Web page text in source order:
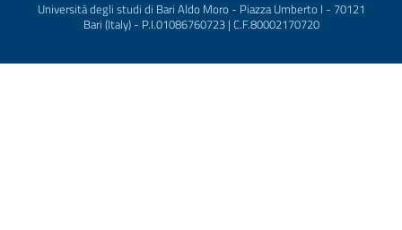
Università degli studi di Bari Aldo Moro - Piazza Umberto I - 70121
Bari (Italy) - P.I.01086760723 | C.F.80002170720